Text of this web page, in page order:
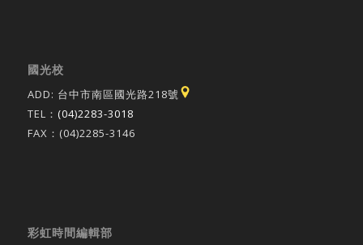
國光校
ADD: 台中市南區國光路218號
TEL： (04)2283-3018
FAX：(04)2285-3146
彩虹時間編輯部